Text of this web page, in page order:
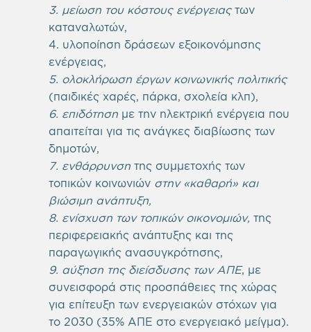
3. μείωση του κόστους ενέργειαςτων
καταναλωτών,
4. υλοποίηση δράσεων εξοικονόμησης
ενέργειας,
5. ολοκλήρωση έργων κοινωνικής πολιτικής
(παιδικές χαρές, πάρκα, σχολεία κλπ),
6. επιδότηση με την ηλεκτρική ενέργεια που
απαιτείται για τις ανάγκες διαβίωσης των
δημοτών,
7. ενθάρρυνση της συμμετοχής των
τοπικών κοινωνιών στην «καθαρή» και
βιώσιμη ανάπτυξη,
8. ενίσχυση των τοπικών οικονομιών, της
περιφερειακής ανάπτυξης και της
παραγωγικής ανασυγκρότησης,
9. αύξηση της διείσδυσης των ΑΠΕ, με
συνεισφορά στις προσπάθειες της χώρας
για επίτευξη των ενεργειακών στόχων για
το 2030 (35% ΑΠΕ στο ενεργειακό μείγμα).